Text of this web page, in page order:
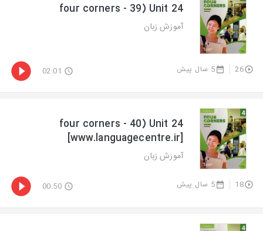
four corners - 39) Unit 24
آموزش زبان
26 5 سال پیش 02:01
four corners - 40) Unit 24
[www.languagecentre.ir]
آموزش زبان
18 5 سال پیش 00:50